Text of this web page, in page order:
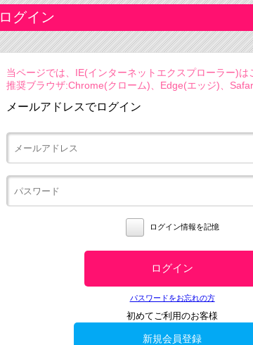
ログイン
当ページでは、IE(インターネットエクスプローラー)は
推奨ブラウザ:Chrome(クローム)、Edge(エッジ)、
メールアドレスでログイン
ログイン情報を記憶
パスワードをお忘れの方
初めてご利用のお客様
新規会員登録